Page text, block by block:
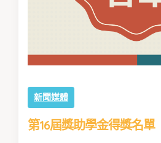
新聞媒體
第16屆獎助學金得獎名單